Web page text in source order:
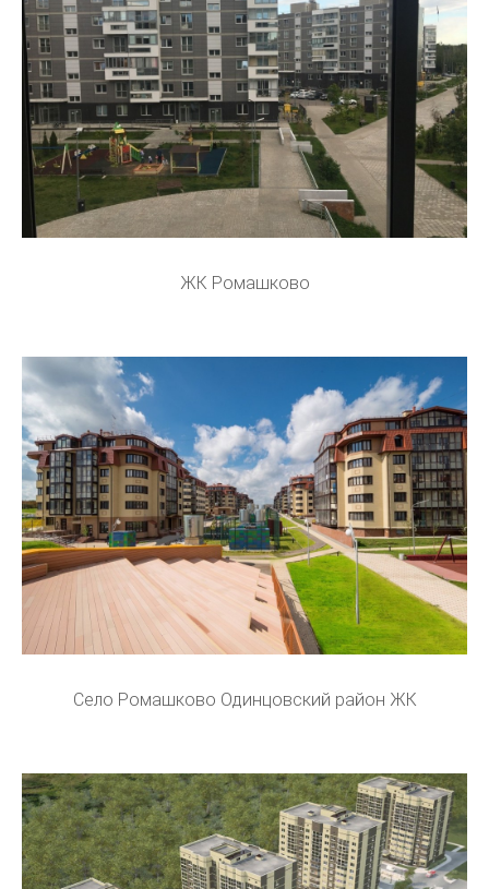
ЖК Ромашково
Село Ромашково Одинцовский район ЖК